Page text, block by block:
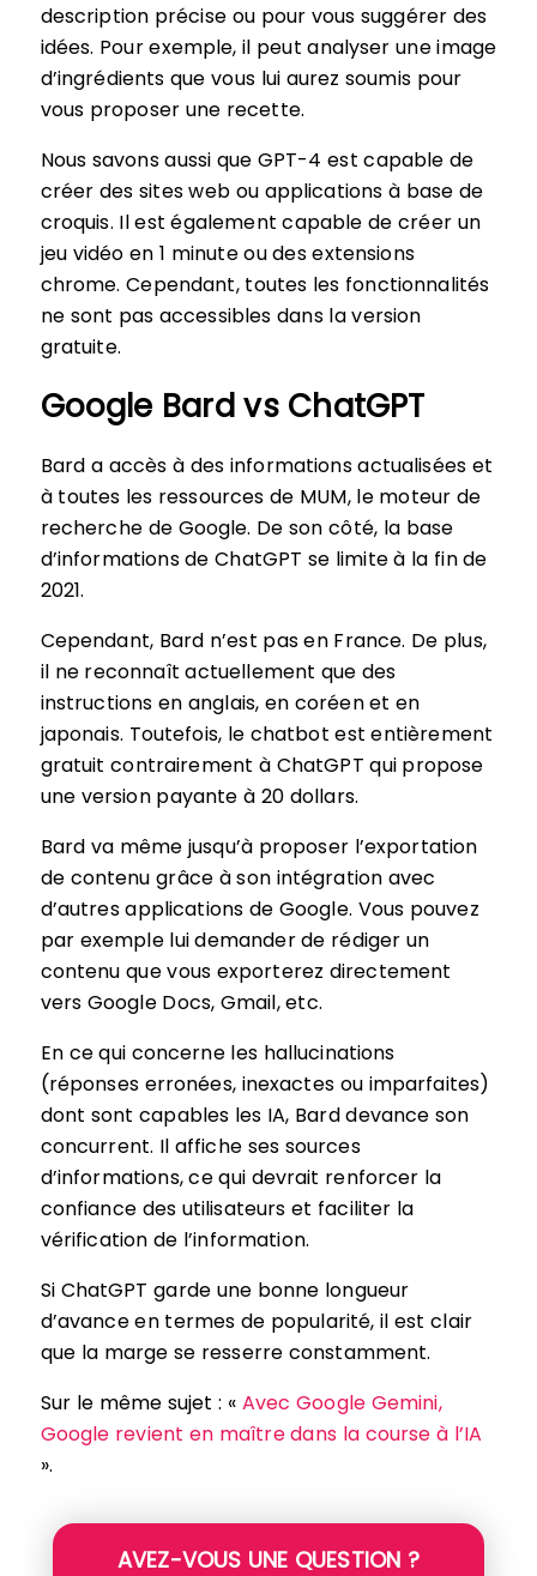
description précise ou pour vous suggérer des
idées. Pour exemple, il peut analyser une image
d’ingrédients que vous lui aurez soumis pour
vous proposer une recette.
Nous savons aussi que GPT-4 est capable de
créer des sites web ou applications à base de
croquis. Il est également capable de créer un
jeu vidéo en 1 minute ou des extensions
chrome. Cependant, toutes les fonctionnalités
ne sont pas accessibles dans la version
gratuite.
Google Bard vs ChatGPT
Bard a accès à des informations actualisées et
à toutes les ressources de MUM, le moteur de
recherche de Google. De son côté, la base
d’informations de ChatGPT se limite à la fin de
2021.
Cependant, Bard n’est pas en France. De plus,
il ne reconnaît actuellement que des
instructions en anglais, en coréen et en
japonais. Toutefois, le chatbot est entièrement
gratuit contrairement à ChatGPT qui propose
une version payante à 20 dollars.
Bard va même jusqu’à proposer l’exportation
de contenu grâce à son intégration avec
d’autres applications de Google. Vous pouvez
par exemple lui demander de rédiger un
contenu que vous exporterez directement
vers Google Docs, Gmail, etc.
En ce qui concerne les hallucinations
(réponses erronées, inexactes ou imparfaites)
dont sont capables les IA, Bard devance son
concurrent. Il affiche ses sources
d’informations, ce qui devrait renforcer la
confiance des utilisateurs et faciliter la
vérification de l’information.
Si ChatGPT garde une bonne longueur
d’avance en termes de popularité, il est clair
que la marge se resserre constamment.
Sur le même sujet : « Avec Google Gemini,
Google revient en maître dans la course à l’IA
».
AVEZ-VOUS UNE QUESTION ?